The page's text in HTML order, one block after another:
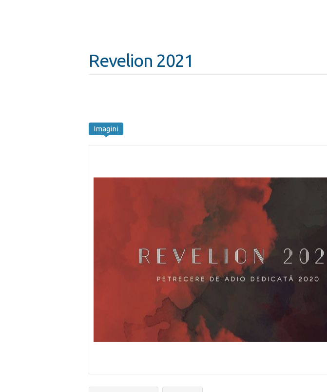
Revelion 2021
Imagini